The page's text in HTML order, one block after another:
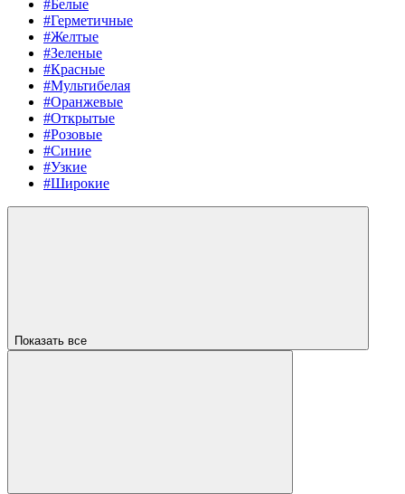
#Белые
#Герметичные
#Желтые
#Зеленые
#Красные
#Мультибелая
#Оранжевые
#Открытые
#Розовые
#Синие
#Узкие
#Широкие
Показать все